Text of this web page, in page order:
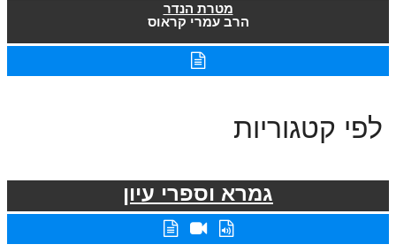
מטרת הנדר
הרב עמרי קראוס
לפי קטגוריות
גמרא וספרי עיון